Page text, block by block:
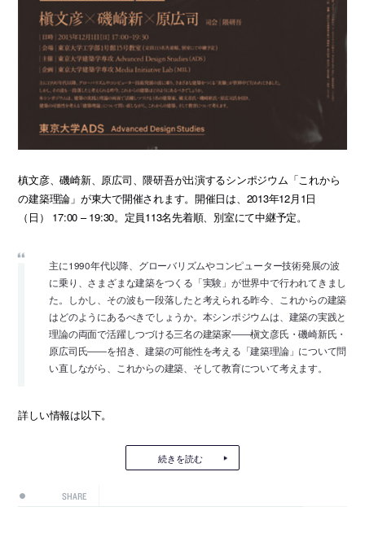
槙文彦、磯崎新、原広司、隈研吾が出演するシンポジウム「これから
の建築理論」が東大で開催されます。開催日は、2013年12月1日
（日） 17:00 – 19:30。定員113名先着順、別室にて中継予定。
主に1990年代以降、グローバリズムやコンピューター技術発展の波
に乗り、さまざまな建築をつくる「実験」が世界中で行われてきまし
た。しかし、その波も一段落したと考えられる昨今、これからの建築
はどのようにあるべきでしょうか。本シンポジウムは、建築の実践と
理論の両面で活躍しつづける三名の建築家――槇文彦氏・磯崎新氏・
原広司氏――を招き、建築の可能性を考える「建築理論」について問
い直しながら、これからの建築、そして教育について考えます。
詳しい情報は以下。
続きを読む
SHARE